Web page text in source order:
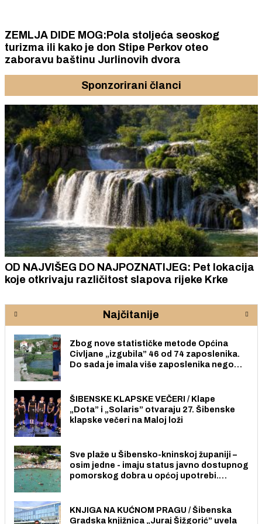
ZEMLJA DIDE MOG:Pola stoljeća seoskog
turizma ili kako je don Stipe Perkov oteo
zaboravu baštinu Jurlinovih dvora
Sponzorirani članci
OD NAJVIŠEG DO NAJPOZNATIJEG: Pet lokacija
koje otkrivaju različitost slapova rijeke Krke
Najčitanije
Zbog nove statističke metode Općina
Civljane „izgubila” 46 od 74 zaposlenika.
Do sada je imala više zaposlenika nego
ŠIBENSKE KLAPSKE VEČERI / Klape
„Dota” i „Solaris” otvaraju 27. Šibenske
klapske večeri na Maloj loži
Sve plaže u Šibensko-kninskoj županiji –
osim jedne - imaju status javno dostupnog
pomorskog dobra u općoj upotrebi.
KNJIGA NA KUĆNOM PRAGU / Šibenska
Gradska knjižnica „Juraj Šižgorić” uvela